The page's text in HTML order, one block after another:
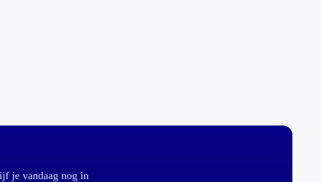
je vandaag nog in